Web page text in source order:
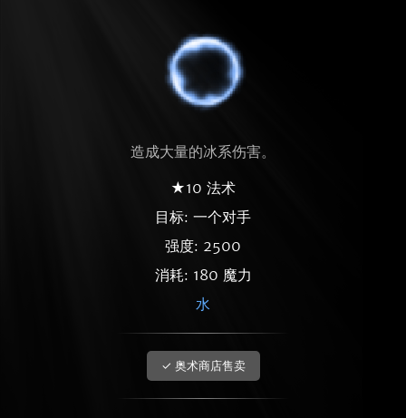
造成大量的冰系伤害。
★10 法术
目标: 一个对手
强度: 2500
消耗: 180 魔力
水
✓ 奥术商店售卖